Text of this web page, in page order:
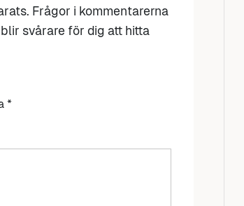
Frågor i kommentarerna
svårare för dig att hitta
*